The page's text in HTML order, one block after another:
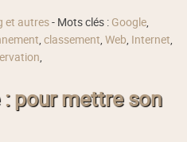
et autres- Mots clés : Google
,classement ,Web Internet
pour mettre son